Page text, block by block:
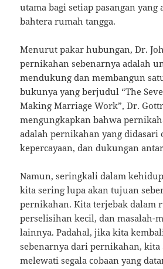
utama bagi setiap pasangan yang
bahtera rumah tangga.
Menurut pakar hubungan, Dr.
pernikahan sebenarnya adalah
mendukung dan membangun
bukunya yang berjudul “The
Making Marriage Work”, Dr.
mengungkapkan bahwa
adalah pernikahan yang didasari
kepercayaan, dan dukungan
Namun, seringkali dalam
kita sering lupa akan tujuan
pernikahan. Kita terjebak dalam
perselisihan kecil, dan masalah-
lainnya. Padahal, jika kita
sebenarnya dari pernikahan,
melewati segala cobaan yang